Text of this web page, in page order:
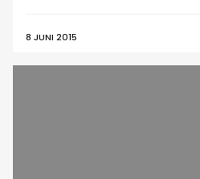
8 JUNI 2015